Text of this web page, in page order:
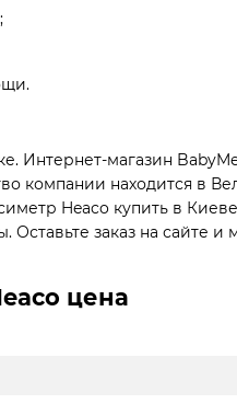
Интернет-магазин
компании находится в
Heaco купить в Киеве
заказ на сайте и
цена